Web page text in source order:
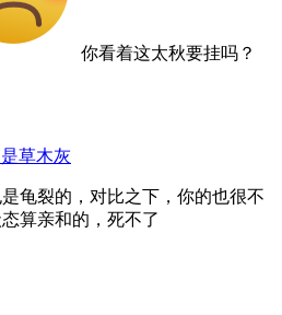
你看着这太秋要挂吗？
草木灰
龟裂的，对比之下，你的也很不
算亲和的，死不了